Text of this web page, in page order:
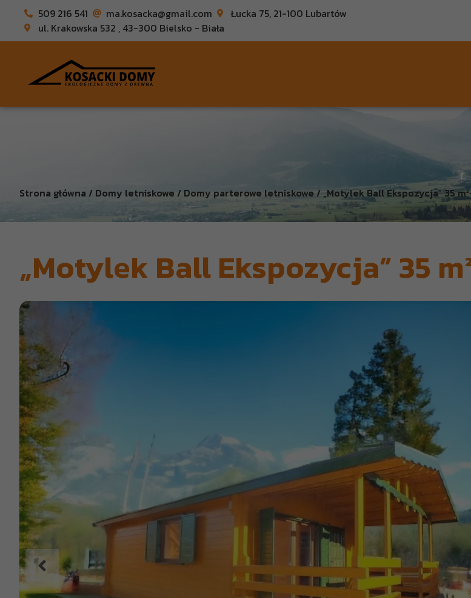
509 216 541 ma.kosacka@gmail.com
Łucka 75, 21-100 Lubartów
ul. Krakowska 532 , 43-300 Bielsko - Biała
Strona główna / Domy letniskowe / Domy parterowe letniskowe / „Motylek Ball Ekspozycja” 35
„Motylek Ball Ekspozycja” 35